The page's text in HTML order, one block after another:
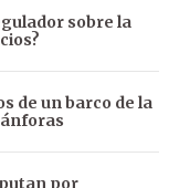
sobre la
de un barco de la
por